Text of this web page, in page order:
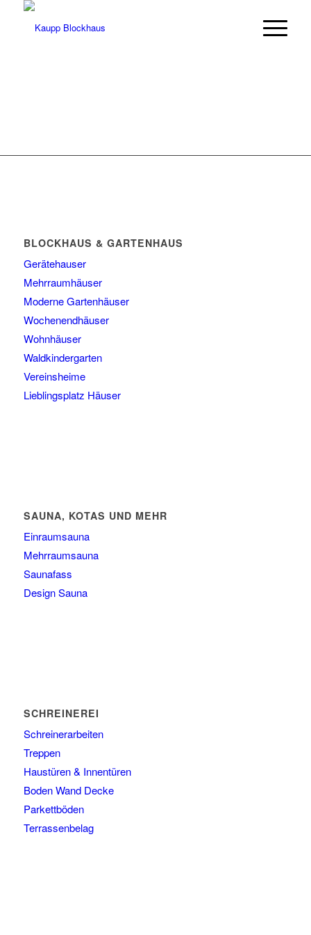
BLOCKHAUS & GARTENHAUS
Gerätehauser
Mehrraumhäuser
Moderne Gartenhäuser
Wochenendhäuser
Wohnhäuser
Waldkindergarten
Vereinsheime
Lieblingsplatz Häuser
SAUNA, KOTAS UND MEHR
Einraumsauna
Mehrraumsauna
Saunafass
Design Sauna
SCHREINEREI
Schreinerarbeiten
Treppen
Haustüren & Innentüren
Boden Wand Decke
Parkettböden
Terrassenbelag